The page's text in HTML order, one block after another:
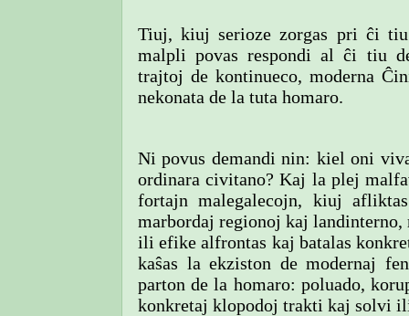
Tiuj, kiuj serioze zorgas pri ĉi
malpli povas respondi al ĉi tiu
trajtoj de kontinueco, moderna
nekonata de la tuta homaro.
Ni povus demandi nin: kiel oni
ordinara civitano? Kaj la plej
fortajn malegalecojn, kiuj
marbordaj regionoj kaj
ili efike alfrontas kaj batalas
kaŝas la ekziston de modernaj
parton de la homaro: poluado,
konkretaj klopodoj trakti kaj solvi